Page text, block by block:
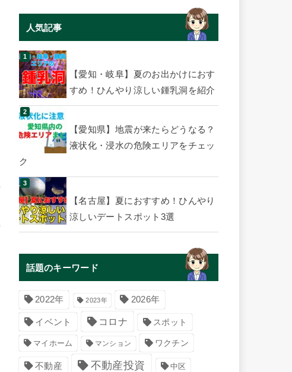
人気記事
【愛知・岐阜】夏のお出かけにおす
すめ！ひんやり涼しい鍾乳洞を紹介
【愛知県】地震が来たらどうなる？
液状化・浸水の危険エリアをチェッ
ク
【名古屋】夏におすすめ！ひんやり
涼しいデートスポット3選
話題のキーワード
2022年 2023年 2026年
イベント コロナ スポット
マイホーム マンション ワクチン
不動産 不動産投資 中区